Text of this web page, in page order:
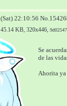
22:10:56 No.
KB, 320x446,
Se
de las
Ahorita ya